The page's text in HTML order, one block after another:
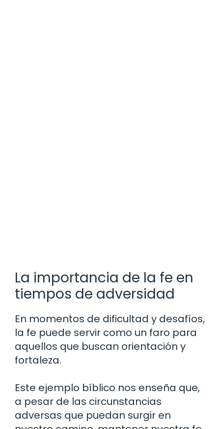
La importancia de la fe en
tiempos de adversidad
En momentos de dificultad y desafíos,
la fe puede servir como un faro para
aquellos que buscan orientación y
fortaleza.
Este ejemplo bíblico nos enseña que,
a pesar de las circunstancias
adversas que puedan surgir en